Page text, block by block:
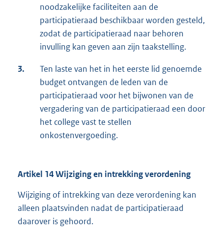
noodzakelijke faciliteiten aan de
participatieraad beschikbaar worden gesteld,
zodat de participatieraad naar behoren
invulling kan geven aan zijn taakstelling.
3.
Ten laste van het in het eerste lid genoemde
budget ontvangen de leden van de
participatieraad voor het bijwonen van de
vergadering van de participatieraad een door
het college vast te stellen
onkostenvergoeding.
Artikel 14 Wijziging en intrekking verordening
Wijziging of intrekking van deze verordening kan
alleen plaatsvinden nadat de participatieraad
daarover is gehoord.